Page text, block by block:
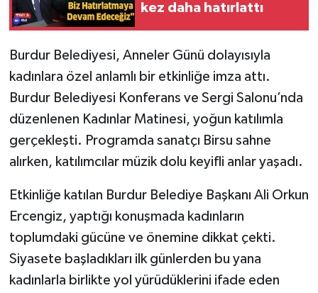
kez daha hatırlattı
Burdur Belediyesi, Anneler Günü dolayısıyla
kadınlara özel anlamlı bir etkinliğe imza attı.
Burdur Belediyesi Konferans ve Sergi Salonu’nda
düzenlenen Kadınlar Matinesi, yoğun katılımla
gerçekleşti. Programda sanatçı Birsu sahne
alırken, katılımcılar müzik dolu keyifli anlar yaşadı.
Etkinliğe katılan Burdur Belediye Başkanı Ali Orkun
Ercengiz, yaptığı konuşmada kadınların
toplumdaki gücüne ve önemine dikkat çekti.
Siyasete başladıkları ilk günlerden bu yana
kadınlarla birlikte yol yürüdüklerini ifade eden